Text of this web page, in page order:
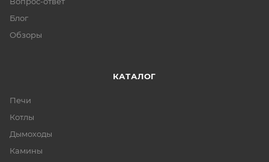
Блог
Обзоры
КАТАЛОГ
Печи
Котлы
Дымоходы
Камины